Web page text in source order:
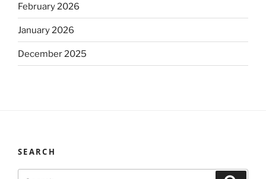
February 2026
January 2026
December 2025
SEARCH